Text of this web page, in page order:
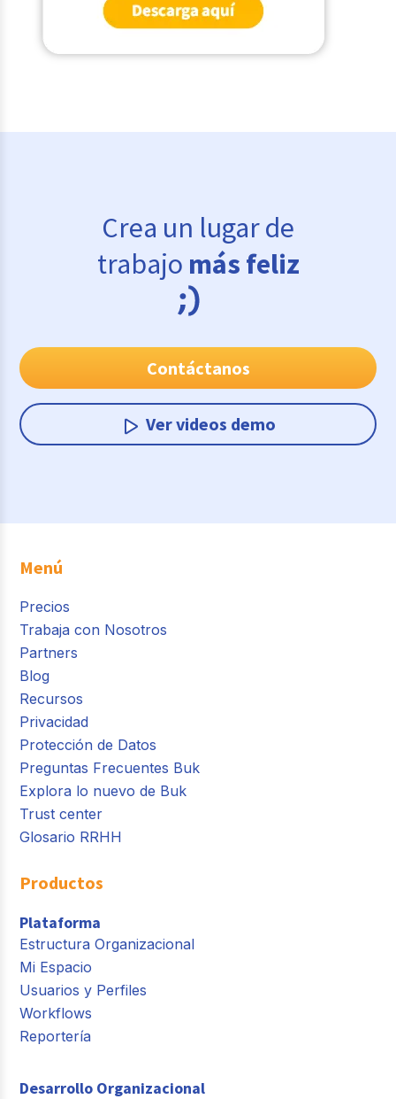
Crea un lugar de
trabajo más feliz
Contáctanos
Ver videos demo
Menú
Precios
Trabaja con Nosotros
Partners
Blog
Recursos
Privacidad
Protección de Datos
Preguntas Frecuentes Buk
Explora lo nuevo de Buk
Trust center
Glosario RRHH
Productos
Plataforma
Estructura Organizacional
Mi Espacio
Usuarios y Perfiles
Workflows
Reportería
Desarrollo Organizacional